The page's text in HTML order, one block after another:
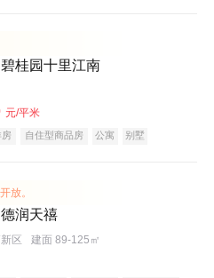
碧桂园十里江南
元/平米
自住型商品房 公寓
别墅
放。
德润天禧
区 建面 89-125㎡